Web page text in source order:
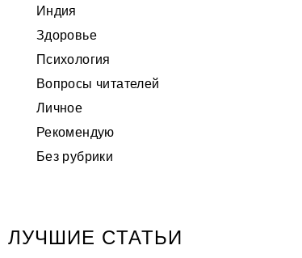
Индия
Здоровье
Психология
Вопросы читателей
Личное
Рекомендую
Без рубрики
ЛУЧШИЕ CТАТЬИ